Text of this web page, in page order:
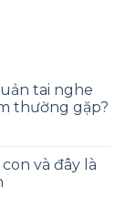
tai nghe
thường gặp?
và đây là